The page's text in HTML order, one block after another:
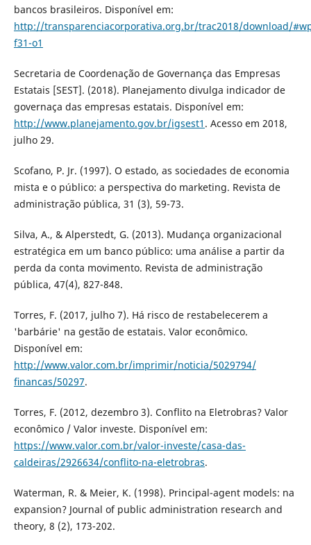
bancos brasileiros. Disponível em:
http://transparenciacorporativa.org.br/trac2018/download/
f31-o1
Secretaria de Coordenação de Governança das Empresas
Estatais [SEST]. (2018). Planejamento divulga indicador de
governaça das empresas estatais. Disponível em:
http://www.planejamento.gov.br/igsest1 . Acesso em 2018,
julho 29.
Scofano, P. Jr. (1997). O estado, as sociedades de economia
mista e o público: a perspectiva do marketing. Revista de
administração pública, 31 (3), 59-73.
Silva, A., & Alperstedt, G. (2013). Mudança organizacional
estratégica em um banco público: uma análise a partir da
perda da conta movimento. Revista de administração
pública, 47(4), 827-848.
Torres, F. (2017, julho 7). Há risco de restabelecerem a
'barbárie' na gestão de estatais. Valor econômico.
Disponível em:
http://www.valor.com.br/imprimir/noticia/5029794/
ﬁnancas/50297.
Torres, F. (2012, dezembro 3). Conflito na Eletrobras? Valor
econômico / Valor investe. Disponível em:
https://www.valor.com.br/valor-investe/casa-das-
caldeiras/2926634/conflito-na-eletrobras.
Waterman, R. & Meier, K. (1998). Principal-agent models: na
expansion? Journal of public administration research and
theory, 8 (2), 173-202.